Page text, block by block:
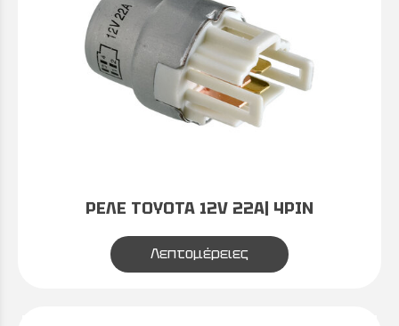
ΡΕΛΕ TOYOTA 12V 22A| 4PIN
Λεπτομέρειες